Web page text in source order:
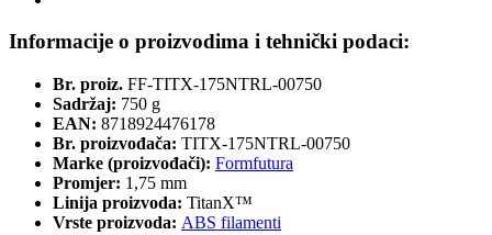
Informacije o proizvodima i tehnički podaci:
Br. proiz. FF-TITX-175NTRL-00750
Sadržaj: 750 g
EAN: 8718924476178
Br. proizvođača: TITX-175NTRL-00750
Marke (proizvođači): Formfutura
Promjer: 1,75 mm
Linija proizvoda: TitanX™
Vrste proizvoda: ABS filamenti